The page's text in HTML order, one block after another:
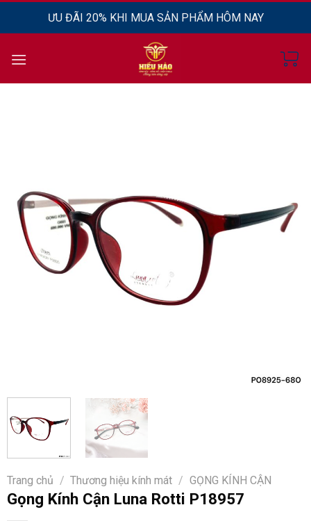
dung
ƯU ĐÃI 20% KHI MUA SẢN PHẨM HÔM NAY
Trang chủ / Thương hiệu kính mát / GỌNG KÍNH CẬN
Gọng Kính Cận Luna Rotti P18957